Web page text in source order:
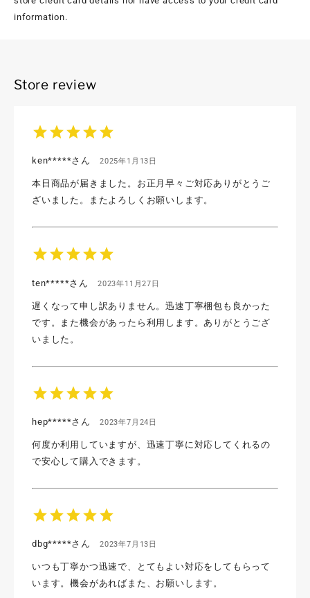
information.
Store review
starstarstarstarstar
ken*****さん 2025年1月13日
本日商品が届きました。お正月早々ご対応ありがとうご
ざいました。またよろしくお願いします。
starstarstarstarstar
ten*****さん 2023年11月27日
遅くなって申し訳ありません。迅速丁寧梱包も良かった
です。また機会があったら利用します。ありがとうござ
いました。
starstarstarstarstar
hep*****さん 2023年7月24日
何度か利用していますが、迅速丁寧に対応してくれるの
で安心して購入できます。
starstarstarstarstar
dbg*****さん 2023年7月13日
いつも丁寧かつ迅速で、とてもよい対応をしてもらって
います。機会があればまた、お願いします。